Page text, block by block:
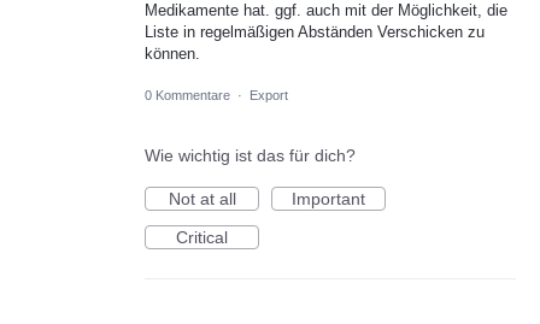
Medikamente hat. ggf. auch mit der Möglichkeit, die
Liste in regelmäßigen Abständen Verschicken zu
können.
0 Kommentare · Export
Wie wichtig ist das für dich?
Not at all
Important
Critical